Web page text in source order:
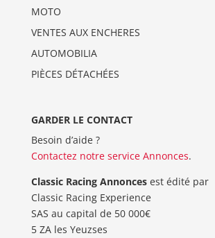
MOTO
VENTES AUX ENCHERES
AUTOMOBILIA
PIÈCES DÉTACHÉES
GARDER LE CONTACT
Besoin d’aide ?
Contactez notre service Annonces.
Classic Racing Annoncesest édité par
Classic Racing Experience
SAS au capital de 50 000€
5 ZA les Yeuzses